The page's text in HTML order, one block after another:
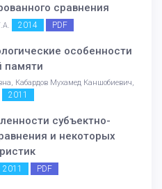
сравнения
2014 PDF
особенности
памяти
Кабардов Мухамед Каншобиевич,
2011
субъектно-
и некоторых
2011 PDF